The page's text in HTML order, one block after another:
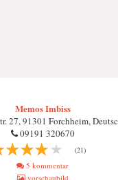
Memos Imbiss
27, 91301 Forchheim,
09191 320670
(21)
5 kommentar
vorschaubild